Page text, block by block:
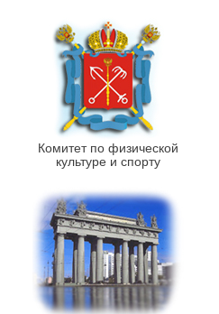
Комитет по физической
культуре и спорту